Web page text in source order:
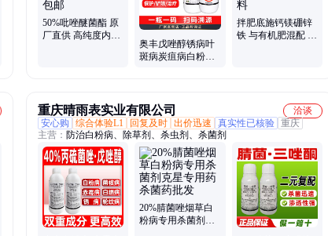
50%吡唑醚菌酯 原
厂直供 高纯度内吸
奥丰戊唑醇锈病叶
斑病炭疽病白粉病
拌肥底施钙镁硼锌
铁 与有机肥混配 改
重庆晴雨表实业有限公司
洽谈
安心购
综合体验L1 回复及时 出价迅速 真实性已核验 重庆
主营： 防治白粉病、除草剂、杀虫剂、杀菌剂
20%腈菌唑烟草白
粉病专用杀菌剂克